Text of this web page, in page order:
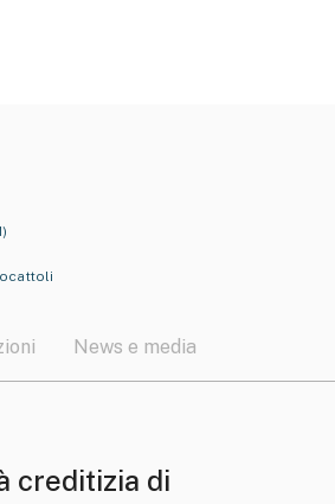
News e media
creditizia di